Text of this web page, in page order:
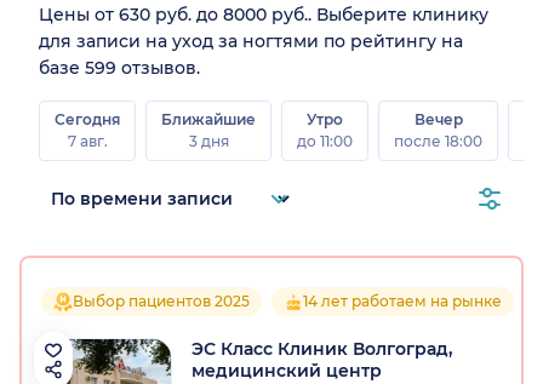
Цены от 630 руб. до 8000 руб.. Выберите клинику
для записи на уход за ногтями по рейтингу на
базе 599 отзывов.
Сегодня
7 авг.
Ближайшие
3 дня
Утро
до 11:00
Вечер
после 18:00
Выбор пациентов 2025 14 лет работаем на рынке
ЭС Класс Клиник Волгоград,
медицинский центр